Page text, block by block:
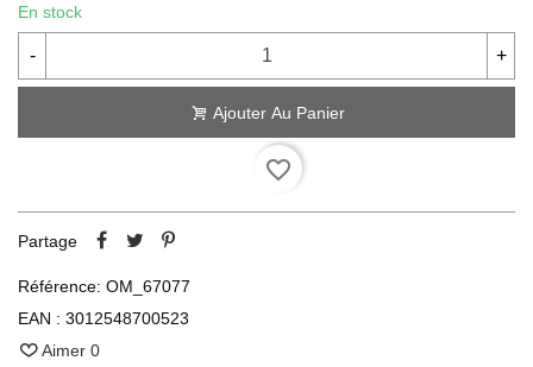
En stock
- +
Ajouter Au Panier
favorite_border
Partage
Référence: OM_67077
EAN : 3012548700523
Aimer 0